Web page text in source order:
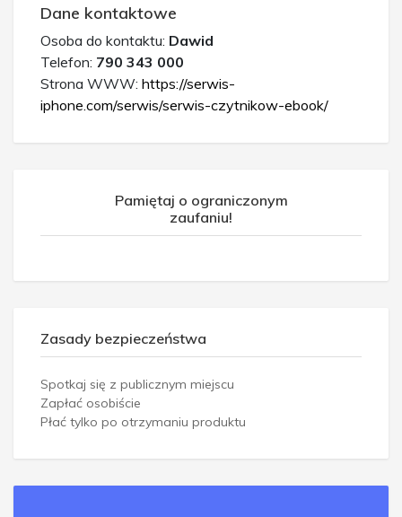
Dane kontaktowe
Osoba do kontaktu: Dawid
Telefon: 790 343 000
Strona WWW: https://serwis-
iphone.com/serwis/serwis-czytnikow-ebook/
Pamiętaj o ograniczonym
zaufaniu!
Zasady bezpieczeństwa
Spotkaj się z publicznym miejscu
Zapłać osobiście
Płać tylko po otrzymaniu produktu